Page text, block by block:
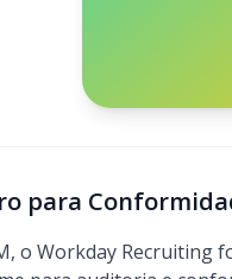
para
o Workday Recruiting